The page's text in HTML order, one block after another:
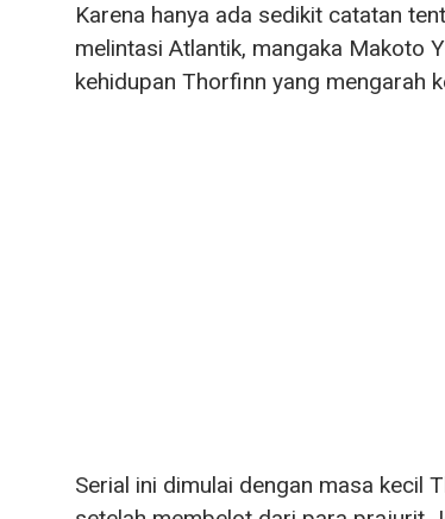
Karena hanya ada sedikit catatan
melintasi Atlantik, mangaka Makoto
kehidupan Thorfinn yang mengarah
Serial ini dimulai dengan masa kecil